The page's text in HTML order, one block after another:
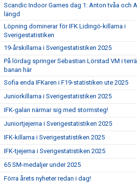
Scandic Indoor Games dag 1: Anton tvåa och
längd
Löpning dominerar för IFK Lidingö-killarna i
Sverigestatistiken
19-årskillarna i Sverigestatistiken 2025
På lördag springer Sebastian Lörstad VM i
banan här
Sofia enda IFKaren i F19-statistiken ute 2025
Juniorkillarna i Sverigestatistiken 2025
IFK-galan närmar sig med stormsteg!
Juniortjejerna i Sverigestatistiken 2025
IFK-killarna i Sverigestatistiken 2025
IFK-tjejerna i Sverigestatistiken 2025
65 SM-medaljer under 2025
Förra årets nyheter redan i dag!